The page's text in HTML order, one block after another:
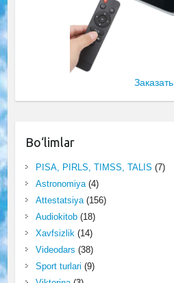
Заказать
Bo‘limlar
PISA, PIRLS, TIMSS, TALIS (7)
Astronomiya(4)
Attestatsiya(156)
Audiokitob(18)
Xavfsizlik (14)
Videodars (38)
Sport turlari (9)